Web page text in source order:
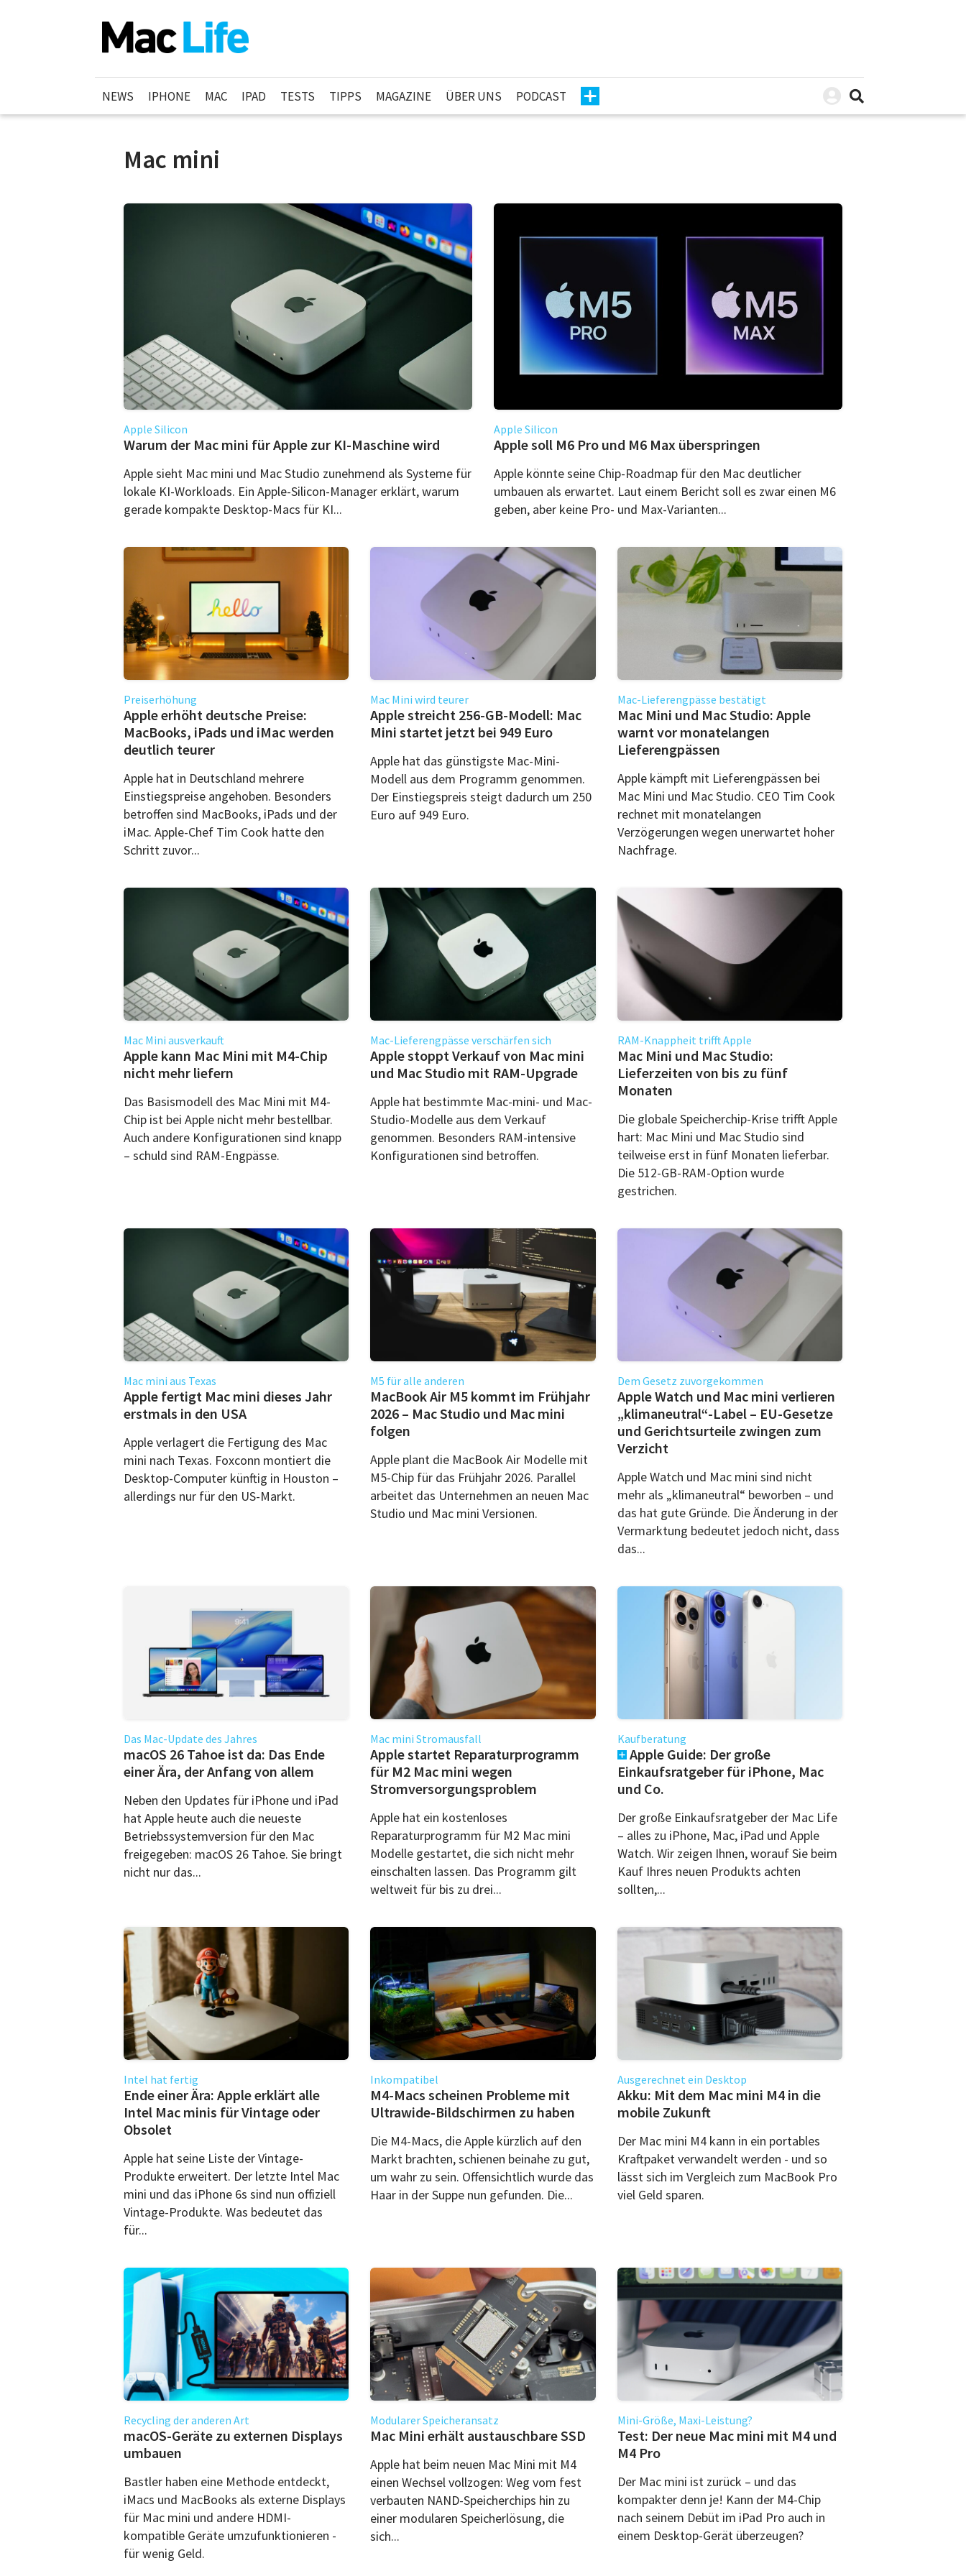
NEWS IPHONE MAC IPAD TESTS TIPPS MAGAZINE ÜBER UNS PODCAST
Mac mini
Apple Silicon
Warum der Mac mini für Apple zur KI-Maschine wird
Apple sieht Mac mini und Mac Studio zunehmend als Systeme für
lokale KI-Workloads. Ein Apple-Silicon-Manager erklärt, warum
gerade kompakte Desktop-Macs für KI...
Apple Silicon
Apple soll M6 Pro und M6 Max überspringen
Apple könnte seine Chip-Roadmap für den Mac deutlicher
umbauen als erwartet. Laut einem Bericht soll es zwar einen M6
geben, aber keine Pro- und Max-Varianten...
Preiserhöhung
Apple erhöht deutsche Preise:
MacBooks, iPads und iMac werden
deutlich teurer
Apple hat in Deutschland mehrere
Einstiegspreise angehoben. Besonders
betroffen sind MacBooks, iPads und der
iMac. Apple-Chef Tim Cook hatte den
Schritt zuvor...
Mac Mini wird teurer
Apple streicht 256-GB-Modell: Mac
Mini startet jetzt bei 949 Euro
Apple hat das günstigste Mac-Mini-
Modell aus dem Programm genommen.
Der Einstiegspreis steigt dadurch um 250
Euro auf 949 Euro.
Mac-Lieferengpässe bestätigt
Mac Mini und Mac Studio: Apple
warnt vor monatelangen
Lieferengpässen
Apple kämpft mit Lieferengpässen bei
Mac Mini und Mac Studio. CEO Tim Cook
rechnet mit monatelangen
Verzögerungen wegen unerwartet hoher
Nachfrage.
Mac Mini ausverkauft
Apple kann Mac Mini mit M4-Chip
nicht mehr liefern
Das Basismodell des Mac Mini mit M4-
Chip ist bei Apple nicht mehr bestellbar.
Auch andere Konfigurationen sind knapp
– schuld sind RAM-Engpässe.
Mac-Lieferengpässe verschärfen sich
Apple stoppt Verkauf von Mac mini
und Mac Studio mit RAM-Upgrade
Apple hat bestimmte Mac-mini- und Mac-
Studio-Modelle aus dem Verkauf
genommen. Besonders RAM-intensive
Konfigurationen sind betroffen.
RAM-Knappheit trifft Apple
Mac Mini und Mac Studio:
Lieferzeiten von bis zu fünf
Monaten
Die globale Speicherchip-Krise trifft Apple
hart: Mac Mini und Mac Studio sind
teilweise erst in fünf Monaten lieferbar.
Die 512-GB-RAM-Option wurde
gestrichen.
Mac mini aus Texas
Apple fertigt Mac mini dieses Jahr
erstmals in den USA
Apple verlagert die Fertigung des Mac
mini nach Texas. Foxconn montiert die
Desktop-Computer künftig in Houston –
allerdings nur für den US-Markt.
M5 für alle anderen
MacBook Air M5 kommt im Frühjahr
2026 – Mac Studio und Mac mini
folgen
Apple plant die MacBook Air Modelle mit
M5-Chip für das Frühjahr 2026. Parallel
arbeitet das Unternehmen an neuen Mac
Studio und Mac mini Versionen.
Dem Gesetz zuvorgekommen
Apple Watch und Mac mini verlieren
„klimaneutral“-Label – EU-Gesetze
und Gerichtsurteile zwingen zum
Verzicht
Apple Watch und Mac mini sind nicht
mehr als „klimaneutral“ beworben – und
das hat gute Gründe. Die Änderung in der
Vermarktung bedeutet jedoch nicht, dass
das...
Das Mac-Update des Jahres
macOS 26 Tahoe ist da: Das Ende
einer Ära, der Anfang von allem
Neben den Updates für iPhone und iPad
hat Apple heute auch die neueste
Betriebssystemversion für den Mac
freigegeben: macOS 26 Tahoe. Sie bringt
nicht nur das...
Mac mini Stromausfall
Apple startet Reparaturprogramm
für M2 Mac mini wegen
Stromversorgungsproblem
Apple hat ein kostenloses
Reparaturprogramm für M2 Mac mini
Modelle gestartet, die sich nicht mehr
einschalten lassen. Das Programm gilt
weltweit für bis zu drei...
Kaufberatung
Apple Guide: Der große
Einkaufsratgeber für iPhone, Mac
und Co.
Der große Einkaufsratgeber der Mac Life
– alles zu iPhone, Mac, iPad und Apple
Watch. Wir zeigen Ihnen, worauf Sie beim
Kauf Ihres neuen Produkts achten
sollten,...
Intel hat fertig
Ende einer Ära: Apple erklärt alle
Intel Mac minis für Vintage oder
Obsolet
Apple hat seine Liste der Vintage-
Produkte erweitert. Der letzte Intel Mac
mini und das iPhone 6s sind nun offiziell
Vintage-Produkte. Was bedeutet das
für...
Inkompatibel
M4-Macs scheinen Probleme mit
Ultrawide-Bildschirmen zu haben
Die M4-Macs, die Apple kürzlich auf den
Markt brachten, schienen beinahe zu gut,
um wahr zu sein. Offensichtlich wurde das
Haar in der Suppe nun gefunden. Die...
Ausgerechnet ein Desktop
Akku: Mit dem Mac mini M4 in die
mobile Zukunft
Der Mac mini M4 kann in ein portables
Kraftpaket verwandelt werden - und so
lässt sich im Vergleich zum MacBook Pro
viel Geld sparen.
Recycling der anderen Art
macOS-Geräte zu externen Displays
umbauen
Bastler haben eine Methode entdeckt,
iMacs und MacBooks als externe Displays
für Mac mini und andere HDMI-
kompatible Geräte umzufunktionieren -
für wenig Geld.
Modularer Speicheransatz
Mac Mini erhält austauschbare SSD
Apple hat beim neuen Mac Mini mit M4
einen Wechsel vollzogen: Weg vom fest
verbauten NAND-Speicherchips hin zu
einer modularen Speicherlösung, die
sich...
Mini-Größe, Maxi-Leistung?
Test: Der neue Mac mini mit M4 und
M4 Pro
Der Mac mini ist zurück – und das
kompakter denn je! Kann der M4-Chip
nach seinem Debüt im iPad Pro auch in
einem Desktop-Gerät überzeugen?